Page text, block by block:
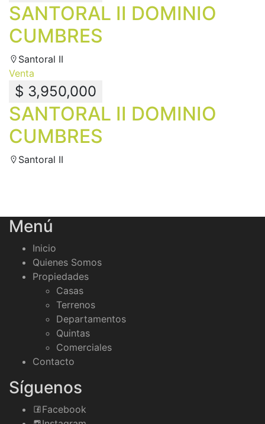
SANTORAL II DOMINIO
CUMBRES
Santoral II
Venta
$ 3,950,000
SANTORAL II DOMINIO
CUMBRES
Santoral II
Menú
Inicio
Quienes Somos
Propiedades
Casas
Terrenos
Departamentos
Quintas
Comerciales
Contacto
Síguenos
Facebook